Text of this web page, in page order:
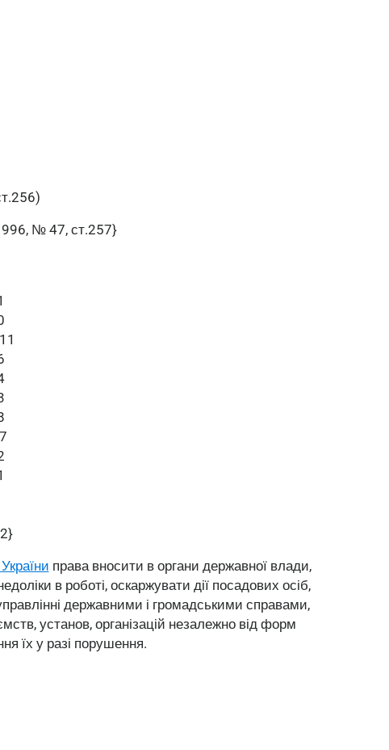
№ 47, ст.257}
права вносити в органи державної влади,
в роботі, оскаржувати дії посадових осіб,
державними і громадськими справами,
установ, організацій незалежно від форм
їх у разі порушення.